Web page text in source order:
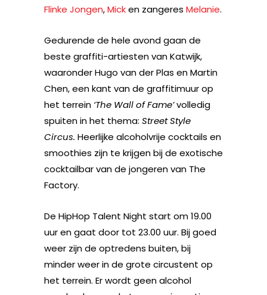
Flinke Jongen,Micken zangeres Melanie.
Gedurende de hele avond gaan de
beste graffiti-artiesten van Katwijk,
waaronder Hugo van der Plas en Martin
Chen, een kant van de graffitimuur op
het terrein ‘The Wall of Fame’volledig
spuiten in het thema: Street Style
Circus. Heerlijke alcoholvrije cocktails en
smoothies zijn te krijgen bij de exotische
cocktailbar van de jongeren van The
Factory.
De HipHop Talent Night start om 19.00
uur en gaat door tot 23.00 uur. Bij goed
weer zijn de optredens buiten, bij
minder weer in de grote circustent op
het terrein. Er wordt geen alcohol